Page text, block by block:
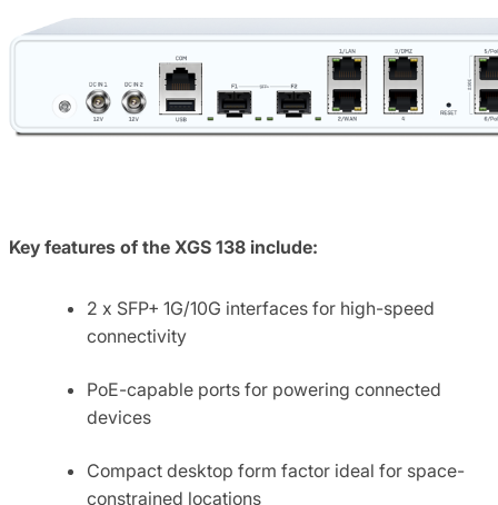
Key features of the XGS 138 include:
2 x SFP+ 1G/10G interfaces for high-speed
connectivity
PoE-capable ports for powering connected
devices
Compact desktop form factor ideal for space-
constrained locations